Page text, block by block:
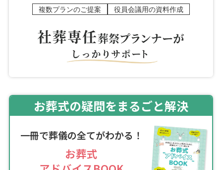
複数プランのご提案 役員会議用の資料作成
お葬式の疑問をまるごと解決
一冊で葬儀の全てがわかる！
お葬式